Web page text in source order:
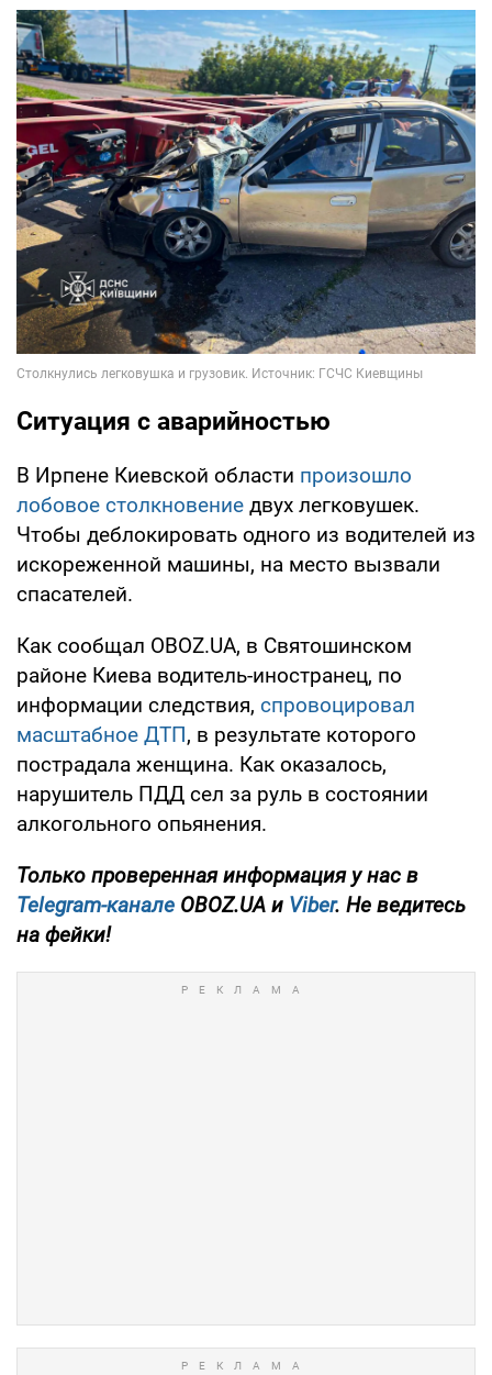
Ситуация с аварийностью
В Ирпене Киевской области произошло
лобовое столкновение двух легковушек.
Чтобы деблокировать одного из водителей из
искореженной машины, на место вызвали
спасателей.
Как сообщал OBOZ.UA, в Святошинском
районе Киева водитель-иностранец, по
информации следствия, спровоцировал
масштабное ДТП, в результате которого
пострадала женщина. Как оказалось,
нарушитель ПДД сел за руль в состоянии
алкогольного опьянения.
Только проверенная информация у нас в
Telegram-канале OBOZ.UA и Viber. Не ведитесь
на фейки!